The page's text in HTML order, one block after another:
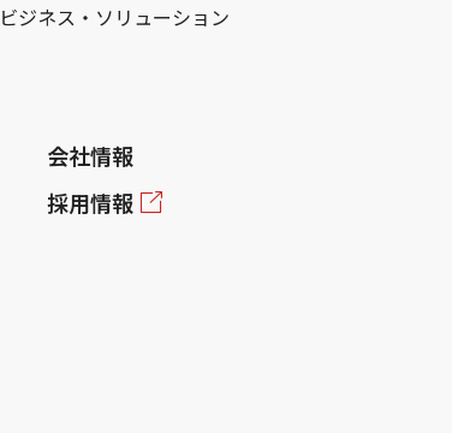
ビジネス・ソリューション
会社情報
採用情報